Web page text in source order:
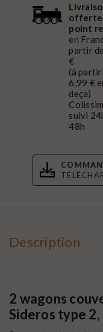
offerte
point
en
partir
€
(à partir
6,99 €
deça)
suivi
48h
Description
2 wagons
Sideros type 2,